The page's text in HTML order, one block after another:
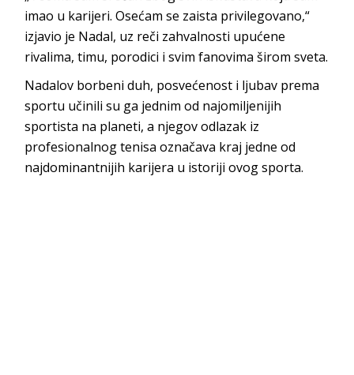
imao u karijeri. Osećam se zaista privilegovano,“
izjavio je Nadal, uz reči zahvalnosti upućene
rivalima, timu, porodici i svim fanovima širom sveta.
Nadalov borbeni duh, posvećenost i ljubav prema
sportu učinili su ga jednim od najomiljenijih
sportista na planeti, a njegov odlazak iz
profesionalnog tenisa označava kraj jedne od
najdominantnijih karijera u istoriji ovog sporta.